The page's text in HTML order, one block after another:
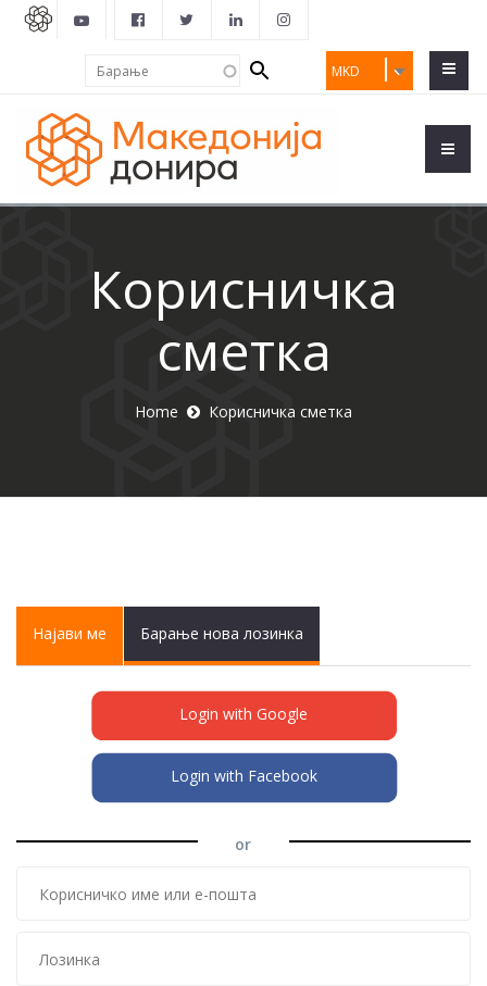
MKD
Search
form
Корисничка
сметка
Home Корисничка сметка
Primary tabs
Најави ме (activeБарање нова лозинка
Login with Google
Login with Facebook
or